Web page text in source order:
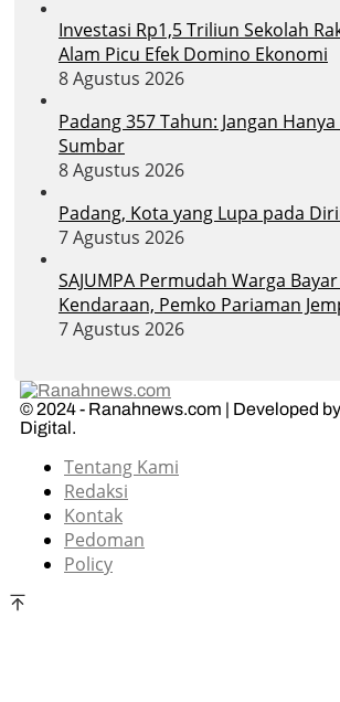
Investasi Rp1,5 Triliun Sekolah
Alam Picu Efek Domino Ekonomi
8 Agustus 2026
Padang 357 Tahun: Jangan
Sumbar
8 Agustus 2026
Padang, Kota yang Lupa pada
7 Agustus 2026
SAJUMPA Permudah Warga
Kendaraan, Pemko Pariaman
7 Agustus 2026
© 2024 - Ranahnews.com | Developed
Digital.
Tentang Kami
Redaksi
Kontak
Pedoman
Policy